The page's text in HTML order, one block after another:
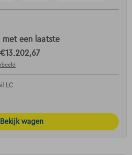
met een laatste
€13.202,67
LC
Bekijk wagen